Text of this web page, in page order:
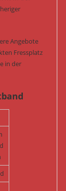
Angebote
Fressplatz
in der